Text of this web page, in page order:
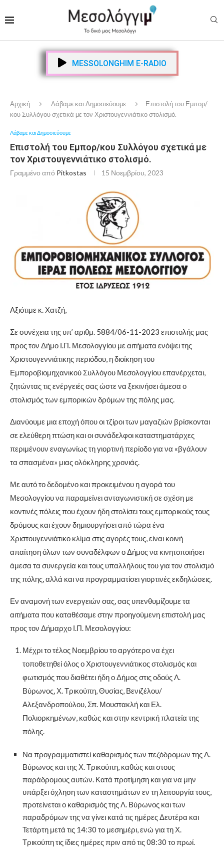
MESSOLONGHIM E-RADIO
Αρχική Λάβαμε και Δημοσιεύουμε
Επιστολή του Εμπορ/
κου Συλλόγου σχετικά με τον Χριστουγεννιάτικο στολισμό.
Λάβαμε και Δημοσιεύουμε
Επιστολή του Εμπορ/κου Συλλόγου σχετικά με
τον Χριστουγεννιάτικο στολισμό.
Γραμμένο από Pitkostas 15 Νοεμβρίου, 2023
Αξιότιμε κ. Χατζή,
Σε συνέχεια της υπ’ αριθμ. 5884/06-11-2023 επιστολής μας
προς τον Δήμο Ι.Π. Μεσολογγίου με αιτήματα ενόψει της
Χριστουγεννιάτικης περιόδου, η διοίκηση του
Εμποροβιομηχανικού Συλλόγου Μεσολογγίου επανέρχεται,
ζητώντας τις ενέργειές σας ώστε να ξεκινήσει άμεσα ο
στολισμός των εμπορικών δρόμων της πόλης μας.
Διανύουμε μια εποχή όπου οι τζίροι των μαγαζιών βρίσκονται
σε ελεύθερη πτώση και οι συνάδελφοι καταστηματάρχες
περιμένουν εναγωνίως τη γιορτινή περίοδο για να «βγάλουν
τα σπασμένα» μιας ολόκληρης χρονιάς.
Με αυτό το δεδομένο και προκειμένου η αγορά του
Μεσολογγίου να παραμείνει ανταγωνιστική σε σχέση με
κοντινές πόλεις που έχουν ήδη στολίσει τους εμπορικούς τους
δρόμους και έχουν δημιουργήσει από τώρα ένα
Χριστουγεννιάτικο κλίμα στις αγορές τους, είναι κοινή
απαίτηση όλων των συναδέλφων ο Δήμος να κινητοποιήσει
άμεσα τα συνεργεία και τους υπαλλήλους του για τον στολισμό
της πόλης, αλλά και να προγραμματίσει γιορτινές εκδηλώσεις.
Εν αναμονή των ενεργειών σας, σας υπενθυμίζουμε τα
αιτήματα που καταθέσαμε στην προηγούμενη επιστολή μας
προς τον Δήμαρχο Ι.Π. Μεσολογγίου:
Μέχρι το τέλος Νοεμβρίου το αργότερο να έχει
τοποθετηθεί όλος ο Χριστουγεννιάτικος στολισμός και
φωτισμός που διαθέτει ήδη ο Δήμος στις οδούς Λ.
Βύρωνος, Χ. Τρικούπη, Θυσίας, Βενιζέλου/
Αλεξανδροπούλου, Σπ. Μουστακλή και Ελ.
Πολιορκημένων, καθώς και στην κεντρική πλατεία της
πόλης.
Να προγραμματιστεί καθαρισμός των πεζόδρομων της Λ.
Βύρωνος και της Χ. Τρικούπη, καθώς και στους
παράδρομους αυτών. Κατά προτίμηση και για να μην
υπάρξει όχληση των καταστημάτων εν τη λειτουργία τους,
προτείνεται ο καθαρισμός της Λ. Βύρωνος και των
παραδρόμων της να γίνει κατά τις ημέρες Δευτέρα και
Τετάρτη μετά τις 14:30 το μεσημέρι, ενώ για τη Χ.
Τρικούπη τις ίδιες ημέρες πριν από τις 08:30 το πρωί.